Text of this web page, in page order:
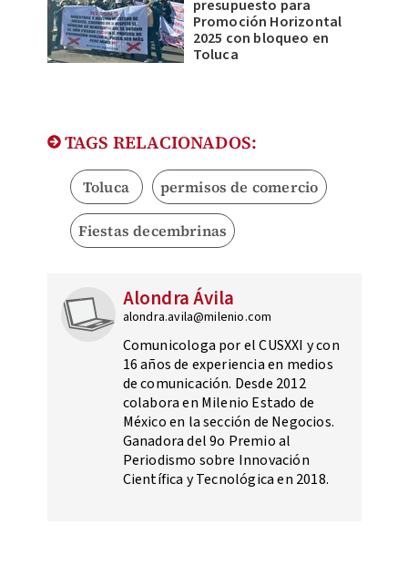
presupuesto para
Promoción Horizontal
2025 con bloqueo en
Toluca
TAGS RELACIONADOS:
Toluca permisos de comercio
Fiestas decembrinas
Alondra Ávila
alondra.avila@milenio.com
Comunicologa por el CUSXXI y con
16 años de experiencia en medios
de comunicación. Desde 2012
colabora en Milenio Estado de
México en la sección de Negocios.
Ganadora del 9o Premio al
Periodismo sobre Innovación
Científica y Tecnológica en 2018.